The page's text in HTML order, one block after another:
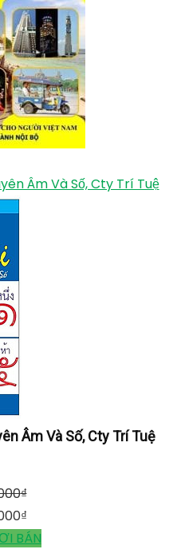
Âm Và Số, Cty Trí Tuệ
Âm Và Số, Cty Trí Tuệ
₫
₫
BÁN